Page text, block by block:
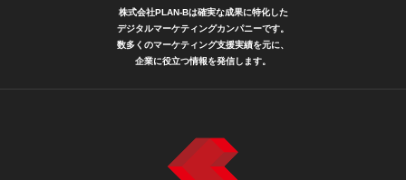
株式会社PLAN-Bは確実な成果に特化した
デジタルマーケティングカンパニーです。
数多くのマーケティング支援実績を元に、
企業に役立つ情報を発信します。